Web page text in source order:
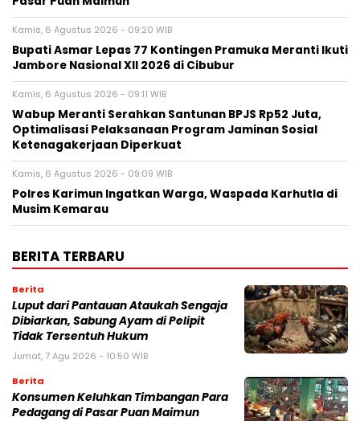
Kamis, 6 Agustus 2026 - 09:20 WIB
Bupati Asmar Lepas 77 Kontingen Pramuka Meranti Ikuti
Jambore Nasional XII 2026 di Cibubur
Kamis, 6 Agustus 2026 - 09:11 WIB
Wabup Meranti Serahkan Santunan BPJS Rp52 Juta,
Optimalisasi Pelaksanaan Program Jaminan Sosial
Ketenagakerjaan Diperkuat
Kamis, 6 Agustus 2026 - 09:09 WIB
Polres Karimun Ingatkan Warga, Waspada Karhutla di
Musim Kemarau
BERITA TERBARU
Berita
Luput dari Pantauan Ataukah Sengaja
Dibiarkan, Sabung Ayam di Pelipit
Tidak Tersentuh Hukum
Jumat, 7 Agu 2026 - 10:50 WIB
Berita
Konsumen Keluhkan Timbangan Para
Pedagang di Pasar Puan Maimun